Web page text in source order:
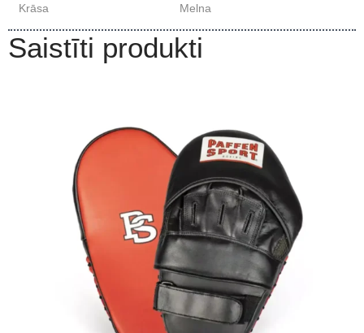
Krāsa Melna
Saistīti produkti